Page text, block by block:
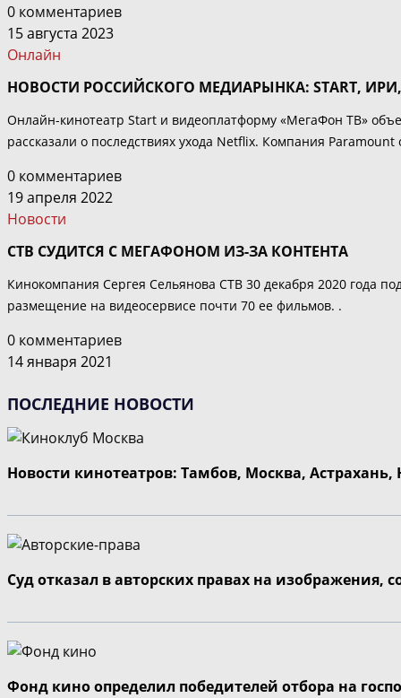
0 комментариев
15 августа 2023
Онлайн
НОВОСТИ РОССИЙСКОГО МЕДИАРЫНКА: START, ИРИ,
Онлайн-кинотеатр Start и видеоплатформу «МегаФон ТВ»
рассказали о последствиях ухода Netflix. Компания
0 комментариев
19 апреля 2022
Новости
СТВ СУДИТСЯ С МЕГАФОНОМ ИЗ-ЗА КОНТЕНТА
Кинокомпания Сергея Сельянова СТВ 30 декабря 2020 года
размещение на видеосервисе почти 70 ее фильмов. .
0 комментариев
14 января 2021
ПОСЛЕДНИЕ НОВОСТИ
Новости кинотеатров: Тамбов, Москва,
Суд отказал в авторских правах на изображения,
Фонд кино определил победителей отбора на